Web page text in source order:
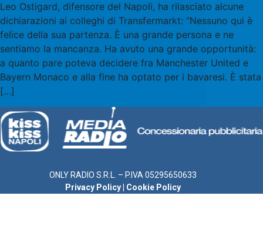
Leo Ostigard, difensore del Napoli, ha rilasciato alcune
dichiarazioni ai colleghi di Transfermarkt: “Nessuno qui è
felice della sua partenza. È una grande persona e ne
sentiamo la mancanza. Ha avuto una grande opportunità:
a quanto pare poteva decidere fra Manchester United e
Bayern Monaco e alla fine ha optato per i bavaresi. È stata
[…]
ONLY RADIO S.R.L. – P.IVA 05295650633
Privacy Policy
Cookie Policy